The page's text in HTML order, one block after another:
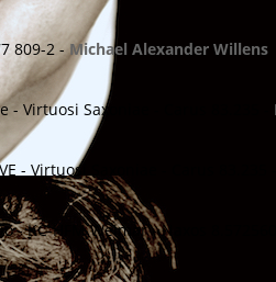
809-2 -Michael Alexander Willens
- Virtuosi Saxoniae - Carus 83.235 -
- Virtuosi Saxoniae - Carus 83.235 -
- KC-HFM Weimar - Naxos 8.572560 -